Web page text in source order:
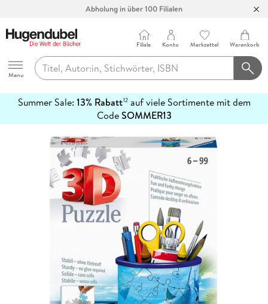
Abholung in über 100 Filialen
Hugendubel
Menu
Filiale Konto Merkzettel Warenkorb
Summer Sale: 13% Rabatt12auf viele Sortimente mit dem
CodeSOMMER13
erfahren